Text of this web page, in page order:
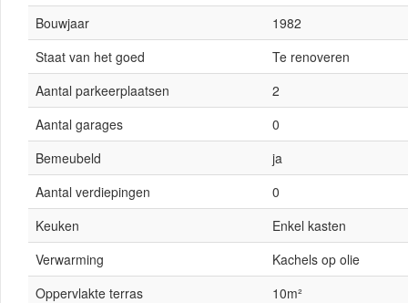
Bouwjaar
1982
Staat van het goed
Te renoveren
Aantal parkeerplaatsen
2
Aantal garages
0
Bemeubeld
ja
Aantal verdiepingen
0
Keuken
Enkel kasten
Verwarming
Kachels op olie
Oppervlakte terras
10m²